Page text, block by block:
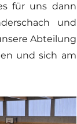
für uns dann
und
Abteilung
und sich am